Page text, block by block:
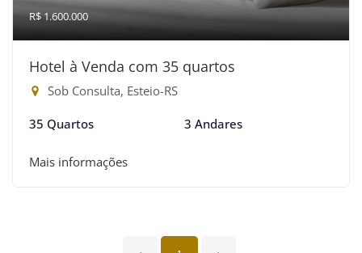
R$ 1.600.000
Hotel à Venda com 35 quartos
Sob Consulta, Esteio-RS
35 Quartos 3 Andares
Mais informações